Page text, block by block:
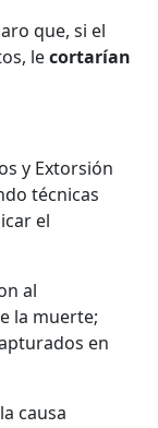
que, si el
lecortarían
y Extorsión
técnicas
el
al
la muerte;
en
causa